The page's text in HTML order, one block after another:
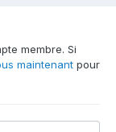
membre. Si
maintenant pour